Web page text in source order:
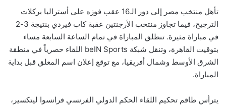
تأهل منتخب مصر إلى دور الـ16 عقب فوزه على أستراليا بركلات
الترجيح، فيما تجاوز منتخب الأرجنتين عقبة كاب فيردي بنتيجة 3-2
في مباراة مثيرة. تنطلق المباراة في تمام الساعة السابعة مساء
بتوقيت القاهرة، وتنقل شبكة beIN Sports اللقاء حصرياً في منطقة
الشرق الأوسط وشمال أفريقيا، مع توقع إعلان اسم المعلق قبل بداية
المباراة.
يترأس طاقم تحكيم اللقاء الحكم الدولي الفرنسي فرانسوا ليتكسير،